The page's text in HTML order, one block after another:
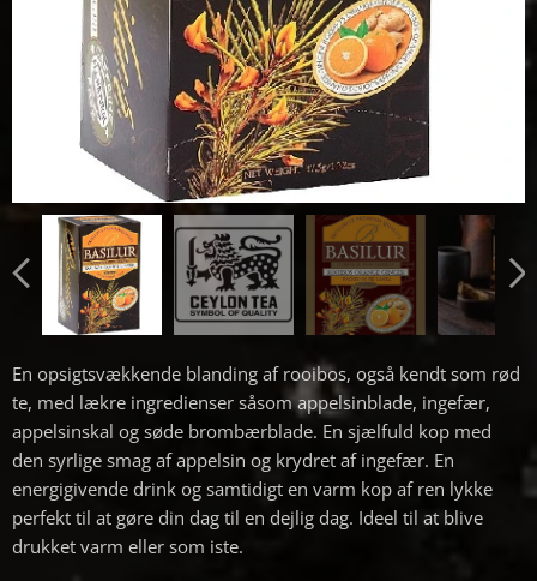
En opsigtsvækkende blanding af rooibos, også kendt som rød
te, med lækre ingredienser såsom appelsinblade, ingefær,
appelsinskal og søde brombærblade. En sjælfuld kop med
den syrlige smag af appelsin og krydret af ingefær. En
energigivende drink og samtidigt en varm kop af ren lykke
perfekt til at gøre din dag til en dejlig dag. Ideel til at blive
drukket varm eller som iste.